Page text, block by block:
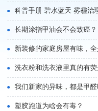
科普手册 碧水蓝天 雾霾治
长期涂指甲油会不会致癌？
新装修的家庭房屋有味，
洗衣粉和洗衣液里真的有荧
我们新家的异味，都是甲醛
塑胶跑道为啥会有毒？